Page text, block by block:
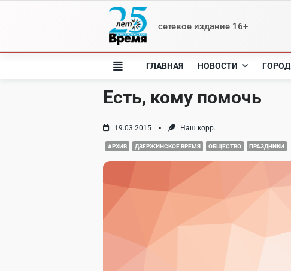
сетевое издание 16+
ГЛАВНАЯ НОВОСТИ ГОРОД
Есть, кому помочь
19.03.2015 Наш корр.
АРХИВ ДЗЕРЖИНСКОЕ ВРЕМЯ ОБЩЕСТВО ПРАЗДНИКИ